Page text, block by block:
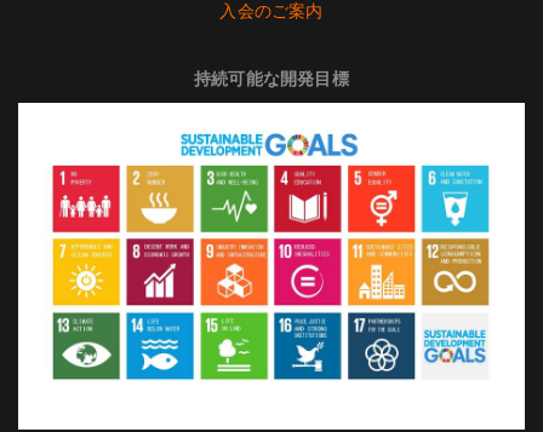
入会のご案内
持続可能な開発目標